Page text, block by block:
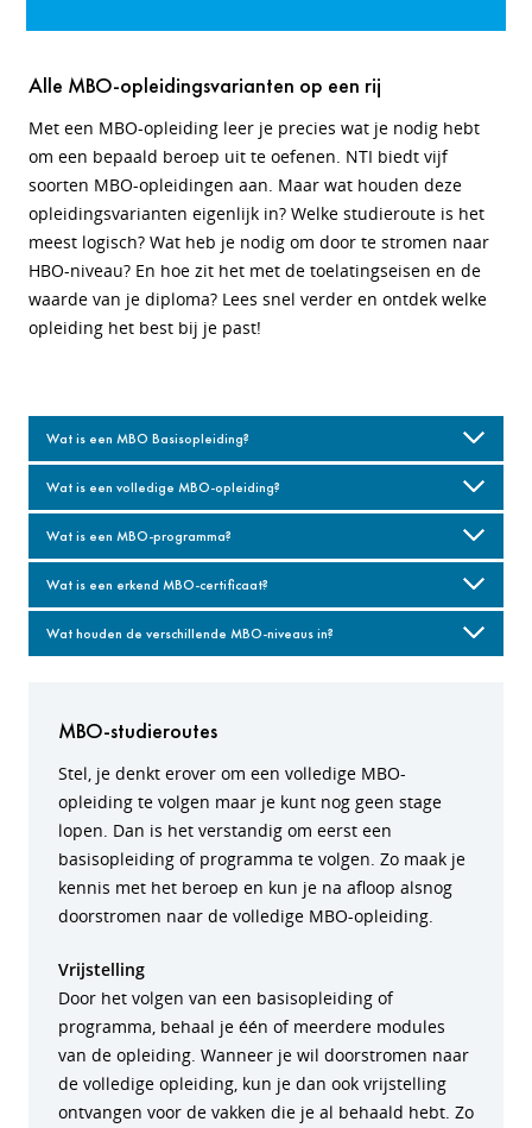
Alle MBO-opleidingsvarianten op een rij
Met een MBO-opleiding leer je precies wat je nodig hebt
om een bepaald beroep uit te oefenen. NTI biedt vijf
soorten MBO-opleidingen aan. Maar wat houden deze
opleidingsvarianten eigenlijk in? Welke studieroute is het
meest logisch? Wat heb je nodig om door te stromen naar
HBO-niveau? En hoe zit het met de toelatingseisen en de
waarde van je diploma? Lees snel verder en ontdek welke
opleiding het best bij je past!
Wat is een MBO Basisopleiding?
Wat is een volledige MBO-opleiding?
Wat is een MBO-programma?
Wat is een erkend MBO-certificaat?
Wat houden de verschillende MBO-niveaus in?
MBO-studieroutes
Stel, je denkt erover om een volledige MBO-
opleiding te volgen maar je kunt nog geen stage
lopen. Dan is het verstandig om eerst een
basisopleiding of programma te volgen. Zo maak je
kennis met het beroep en kun je na afloop alsnog
doorstromen naar de volledige MBO-opleiding.
Vrijstelling
Door het volgen van een basisopleiding of
programma, behaal je één of meerdere modules
van de opleiding. Wanneer je wil doorstromen naar
de volledige opleiding, kun je dan ook vrijstelling
ontvangen voor de vakken die je al behaald hebt. Zo